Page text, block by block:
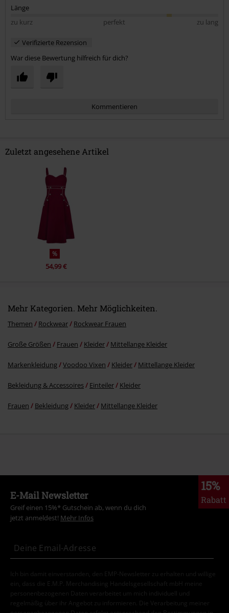
Länge
zu kurz
perfekt zu lang
Verifizierte Rezension
War diese Bewertung hilfreich für dich?
Kommentieren
Kommentar jetzt abschicken!
Zuletzt angesehene Artikel
%
54,99 €
Mehr Kategorien. Mehr Möglichkeiten.
Themen Rockwear Rockwear Frauen
Große Größen Frauen Kleider Mittellange Kleider
Markenkleidung Voodoo Vixen Kleider Mittellange Kleider
Bekleidung & Accessoires Einteiler Kleider
Frauen Bekleidung Kleider Mittellange Kleider
15%
Rabatt
E-Mail Newsletter
Greif einen 15%* Gutschein ab, wenn du dich
jetzt anmeldest! Mehr Infos
Ich bin damit einverstanden, den EMP-Newsletter zu erhalten und willige
ein, dass die E.M.P. Merchandising Handelsgesellschaft mbH meine
personenbezogenen Daten verarbeitet um mich individuell und
regelmäßig über ihr Angebot zu informieren. Die Verarbeitung meiner